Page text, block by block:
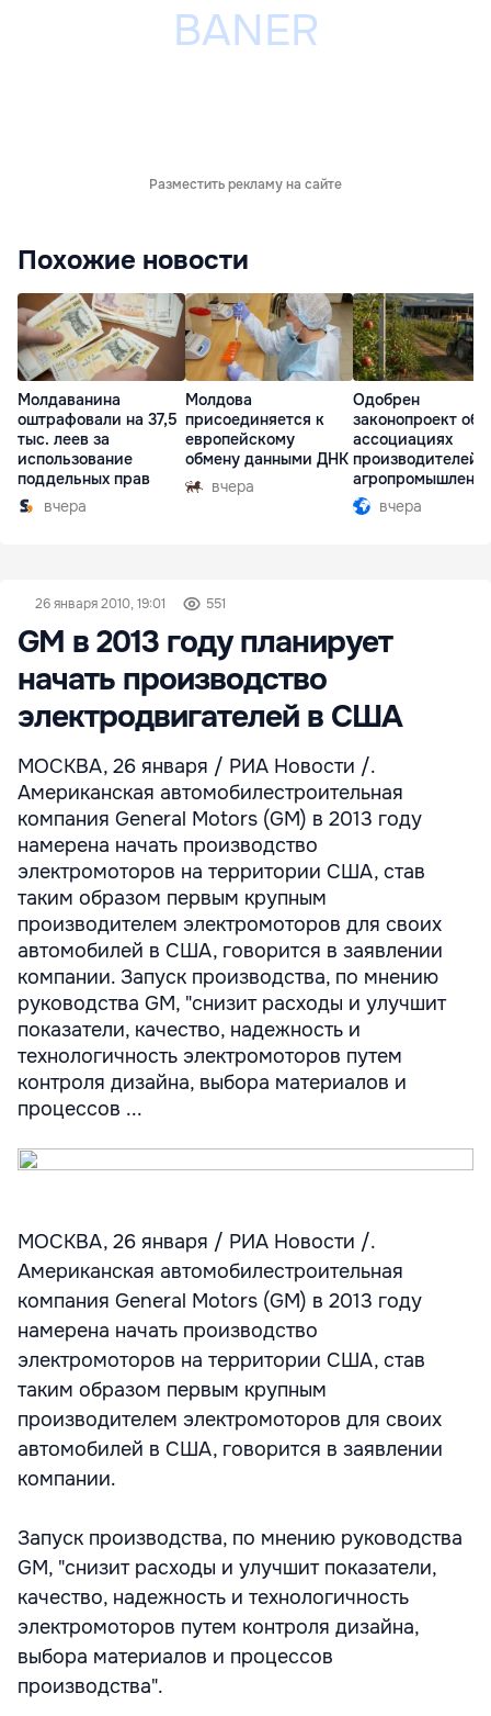
Разместить рекламу на сайте
Похожие новости
Молдаванина
оштрафовали на 37,5
тыс. леев за
использование
поддельных прав
вчера
Молдова
присоединяется к
европейскому
обмену данными ДНК
вчера
Одобрен
законопроект об
ассоциациях
производителей в
комплексе
вчера
26 января 2010, 19:01 551
GM в 2013 году планирует
начать производство
электродвигателей в США
МОСКВА, 26 января / РИА Новости /.
Американская автомобилестроительная
компания General Motors (GM) в 2013 году
намерена начать производство
электромоторов на территории США, став
таким образом первым крупным
производителем электромоторов для своих
автомобилей в США, говорится в заявлении
компании. Запуск производства, по мнению
руководства GM, "снизит расходы и улучшит
показатели, качество, надежность и
технологичность электромоторов путем
контроля дизайна, выбора материалов и
процессов ...
МОСКВА, 26 января / РИА Новости /.
Американская автомобилестроительная
компания General Motors (GM) в 2013 году
намерена начать производство
электромоторов на территории США, став
таким образом первым крупным
производителем электромоторов для своих
автомобилей в США, говорится в заявлении
компании.
Запуск производства, по мнению руководства
GM, "снизит расходы и улучшит показатели,
качество, надежность и технологичность
электромоторов путем контроля дизайна,
выбора материалов и процессов
производства".